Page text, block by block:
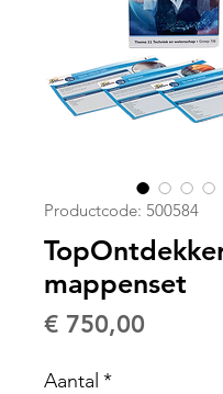
Productcode: 500584
mappenset
€ 750,00
Aantal *